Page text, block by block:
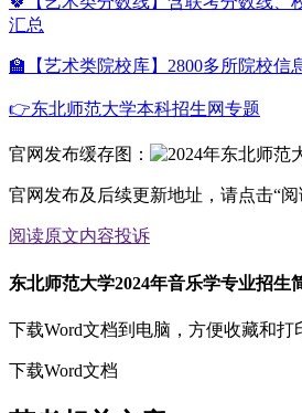
汇总
🏫【艺术类院校库】2800多所院校信
👉东北师范大学本科招生网专题
官网发布缓存图：
官网发布及后续更新地址，请点击“阅
阅读原文内容投诉
东北师范大学2024年音乐学专业招生
下载Word文档到电脑，方便收藏和打
下载Word文档